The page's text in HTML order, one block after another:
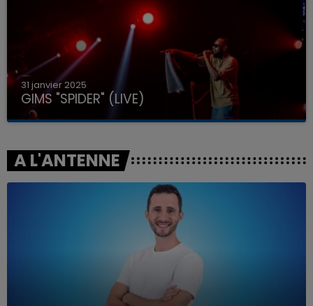
31 janvier 2025
GIMS "SPIDER" (LIVE)
A L'ANTENNE